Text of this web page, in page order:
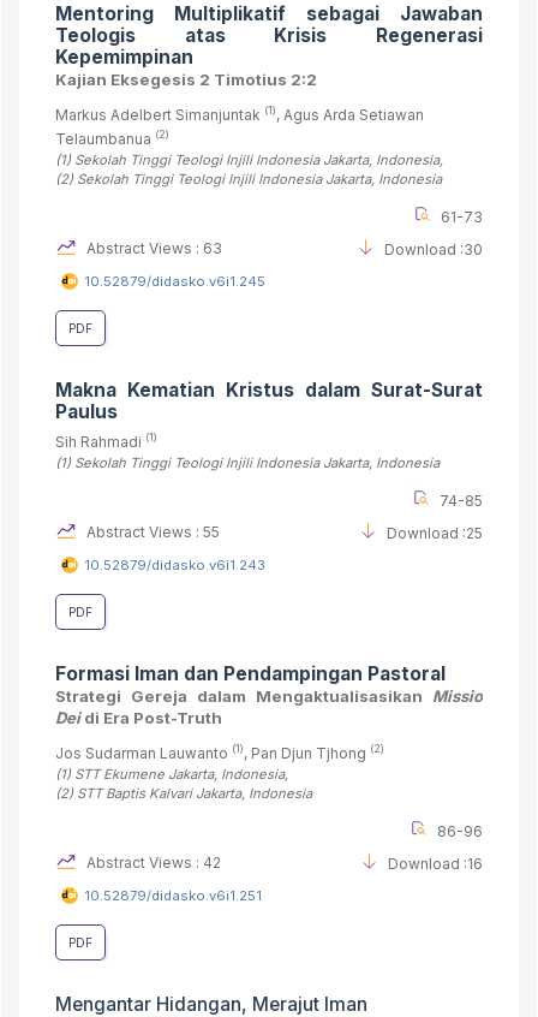
Mentoring Multiplikatif sebagai Jawaban
Teologis atas Krisis Regenerasi
Kepemimpinan
Kajian Eksegesis 2 Timotius 2:2
Markus Adelbert Simanjuntak (1), Agus Arda Setiawan
Telaumbanua (2)
(1) Sekolah Tinggi Teologi Injili Indonesia Jakarta, Indonesia,
(2) Sekolah Tinggi Teologi Injili Indonesia Jakarta, Indonesia
61-73
Abstract Views : 63
Download :30
10.52879/didasko.v6i1.245
PDF
Makna Kematian Kristus dalam Surat-Surat
Paulus
Sih Rahmadi (1)
(1) Sekolah Tinggi Teologi Injili Indonesia Jakarta, Indonesia
74-85
Abstract Views : 55
Download :25
10.52879/didasko.v6i1.243
PDF
Formasi Iman dan Pendampingan Pastoral
Strategi Gereja dalam Mengaktualisasikan Missio
Deidi Era Post-Truth
Jos Sudarman Lauwanto (1), Pan Djun Tjhong (2)
(1) STT Ekumene Jakarta, Indonesia,
(2) STT Baptis Kalvari Jakarta, Indonesia
86-96
Abstract Views : 42
Download :16
10.52879/didasko.v6i1.251
PDF
Mengantar Hidangan, Merajut Iman